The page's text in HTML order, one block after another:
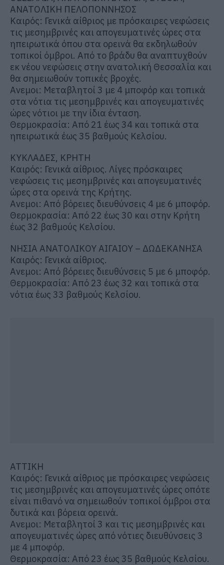
ΑΝΑΤΟΛΙΚΗ ΠΕΛΟΠΟΝΝΗΣΟΣ
Καιρός: Γενικά αίθριος με πρόσκαιρες νεφώσεις
τις μεσημβρινές και απογευματινές ώρες στα
ηπειρωτικά όπου στα ορεινά θα εκδηλωθούν
τοπικοί όμβροι. Από το βράδυ θα αναπτυχθούν
εκ νέου νεφώσεις στην ανατολική Θεσσαλία και
θα σημειωθούν τοπικές βροχές.
Ανεμοι: Μεταβλητοί 3 με 4 μποφόρ και τοπικά
στα νότια τις μεσημβρινές και απογευματινές
ώρες νότιοι με την ίδια ένταση.
Θερμοκρασία: Από 21 έως 34 και τοπικά στα
ηπειρωτικά έως 35 βαθμούς Κελσίου.
ΚΥΚΛΑΔΕΣ, ΚΡΗΤΗ
Καιρός: Γενικά αίθριος. Λίγες πρόσκαιρες
νεφώσεις τις μεσημβρινές και απογευματινές
ώρες στα ορεινά της Κρήτης.
Ανεμοι: Από βόρειες διευθύνσεις 4 με 6 μποφόρ.
Θερμοκρασία: Από 22 έως 30 και στην Κρήτη
έως 32 βαθμούς Κελσίου.
ΝΗΣΙΑ ΑΝΑΤΟΛΙΚΟΥ ΑΙΓΑΙΟΥ – ΔΩΔΕΚΑΝΗΣΑ
Καιρός: Γενικά αίθριος.
Ανεμοι: Από βόρειες διευθύνσεις 5 με 6 μποφόρ.
Θερμοκρασία: Από 23 έως 32 και τοπικά στα
νότια έως 33 βαθμούς Κελσίου.
ΑΤΤΙΚΗ
Καιρός: Γενικά αίθριος με πρόσκαιρες νεφώσεις
τις μεσημβρινές και απογευματινές ώρες οπότε
είναι πιθανό να σημειωθούν τοπικοί όμβροι στα
δυτικά και βόρεια ορεινά.
Ανεμοι: Μεταβλητοί 3 και τις μεσημβρινές και
απογευματινές ώρες από νότιες διευθύνσεις 3
με 4 μποφόρ.
Θερμοκρασία: Από 23 έως 35 βαθμούς Κελσίου.